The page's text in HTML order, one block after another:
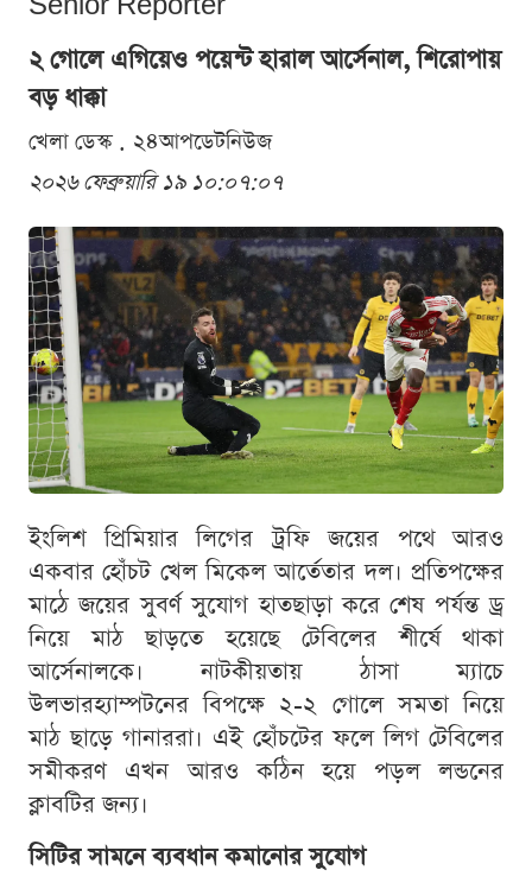
২ গোলে এগিয়েও পয়েন্ট হারাল আর্সেনাল, শিরোপায়
বড় ধাক্কা
খেলা ডেস্ক . ২৪আপডেটনিউজ
২০২৬ ফেব্রুয়ারি ১৯ ১০:০৭:০৭
ইংলিশ প্রিমিয়ার লিগের ট্রফি জয়ের পথে আরও
একবার হোঁচট খেল মিকেল আর্তেতার দল। প্রতিপক্ষের
মাঠে জয়ের সুবর্ণ সুযোগ হাতছাড়া করে শেষ পর্যন্ত ড্র
নিয়ে মাঠ ছাড়তে হয়েছে টেবিলের শীর্ষে থাকা
আর্সেনালকে। নাটকীয়তায় ঠাসা ম্যাচে
উলভারহ্যাম্পটনের বিপক্ষে ২-২ গোলে সমতা নিয়ে
মাঠ ছাড়ে গানাররা। এই হোঁচটের ফলে লিগ টেবিলের
সমীকরণ এখন আরও কঠিন হয়ে পড়ল লন্ডনের
ক্লাবটির জন্য।
সিটির সামনে ব্যবধান কমানোর সুযোগ